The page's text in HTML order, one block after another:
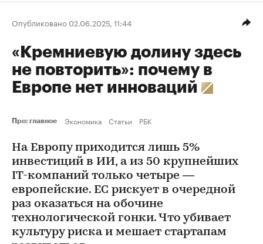
Опубликовано 02.06.2025, 11:44
«Кремниевую долину здесь
не повторить»: почему в
Европе нет инноваций
Про: главное Экономика Статьи РБК
На Европу приходится лишь 5%
инвестиций в ИИ, а из 50 крупнейших
IT-компаний только четыре —
европейские. ЕС рискует в очередной
раз оказаться на обочине
технологической гонки. Что убивает
культуру риска и мешает стартапам